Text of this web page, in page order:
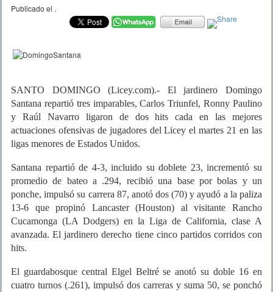
Publicado el .
SANTO DOMINGO (Licey.com).- El jardinero Domingo
Santana repartió tres imparables, Carlos Triunfel, Ronny Paulino
y Raúl Navarro ligaron de dos hits cada en las mejores
actuaciones ofensivas de jugadores del Licey el martes 21 en las
ligas menores de Estados Unidos.
Santana repartió de 4-3, incluido su doblete 23, incrementó su
promedio de bateo a .294, recibió una base por bolas y un
ponche, impulsó su carrera 87, anotó dos (70) y ayudó a la paliza
13-6 que propinó Lancaster (Houston) al visitante Rancho
Cucamonga (LA Dodgers) en la Liga de California, clase A
avanzada. El jardinero derecho tiene cinco partidos corridos con
hits.
El guardabosque central Elgel Beltré se anotó su doble 16 en
cuatro turnos (.261), impulsó dos carreras y suma 50, se ponchó